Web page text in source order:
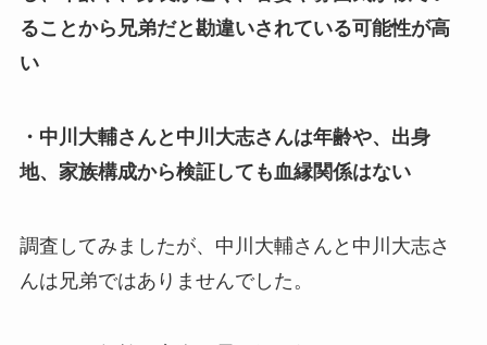
ることから兄弟だと勘違いされている可能性が高
い
・中川大輔さんと中川大志さんは年齢や、出身
地、家族構成から検証しても血縁関係はない
調査してみましたが、中川大輔さんと中川大志さ
んは兄弟ではありませんでした。